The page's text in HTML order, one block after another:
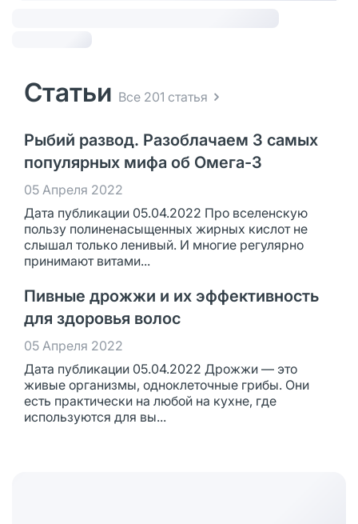
Статьи Все 201 статья
Рыбий развод. Разоблачаем 3 самых
популярных мифа об Омега-3
05 Апреля 2022
Дата публикации 05.04.2022 Про вселенскую
пользу полиненасыщенных жирных кислот не
слышал только ленивый. И многие регулярно
принимают витами...
Пивные дрожжи и их эффективность
для здоровья волос
05 Апреля 2022
Дата публикации 05.04.2022 Дрожжи — это
живые организмы, одноклеточные грибы. Они
есть практически на любой на кухне, где
используются для вы...